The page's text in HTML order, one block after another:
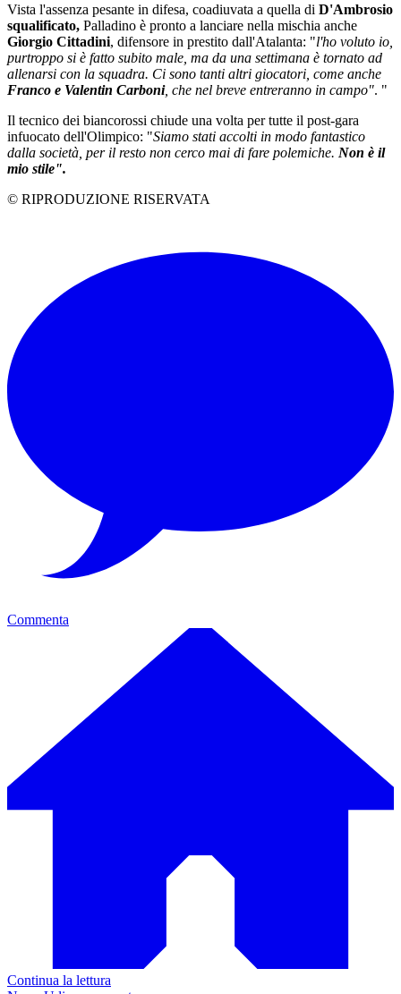
Vista l'assenza pesante in difesa, coadiuvata a quella di D'Ambrosio
squalificato, Palladino è pronto a lanciare nella mischia anche
Giorgio Cittadini, difensore in prestito dall'Atalanta: "l'ho voluto io,
purtroppo si è fatto subito male, ma da una settimana è tornato ad
allenarsi con la squadra. Ci sono tanti altri giocatori, come anche
Franco e Valentin Carboni, che nel breve entreranno in campo". "
Il tecnico dei biancorossi chiude una volta per tutte il post-gara
infuocato dell'Olimpico: "Siamo stati accolti in modo fantastico
dalla società, per il resto non cerco mai di fare polemiche. Non è il
mio stile".
© RIPRODUZIONE RISERVATA
Commenta
Continua la lettura